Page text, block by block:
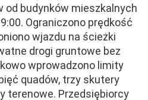
od budynków mieszkalnych
Ograniczono prędkość
wjazdu na ścieżki
drogi gruntowe bez
wprowadzono limity
quadów, trzy skutery
terenowe. Przedsiębiorcy